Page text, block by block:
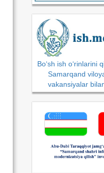
Bo‘sh ish o‘rinlarini
Samarqand
vakansiyalar